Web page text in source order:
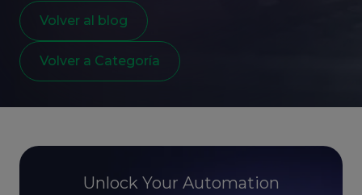
Volver al blog
Volver a Categoría
Unlock Your Automation